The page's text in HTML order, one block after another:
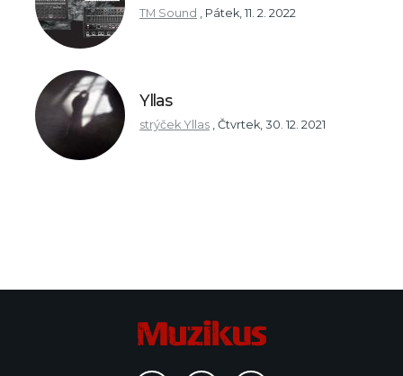
TM Sound , Pátek, 11. 2. 2022
Yllas
strýček Yllas , Čtvrtek, 30. 12. 2021